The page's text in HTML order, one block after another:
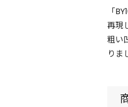
「
再現
粗い
りま